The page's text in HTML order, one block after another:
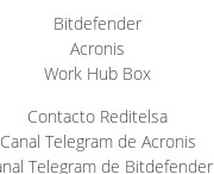
Bitdefender
Acronis
Work Hub Box
Contacto Reditelsa
Canal Telegram de Acronis
Telegram de Bitdefender